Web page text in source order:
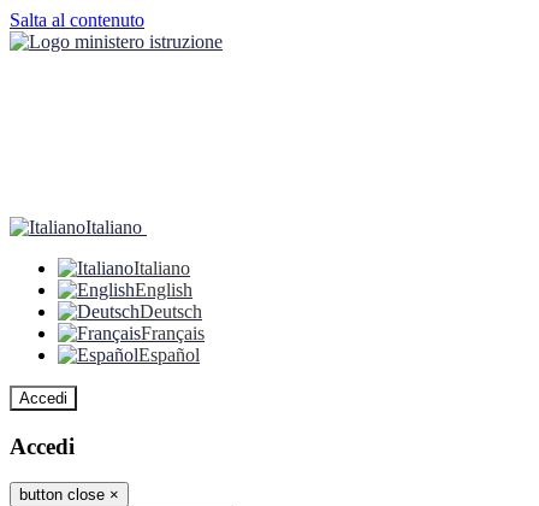
Salta al contenuto
Italiano
Italiano
English
Deutsch
Français
Español
Accedi
Accedi
button close ×